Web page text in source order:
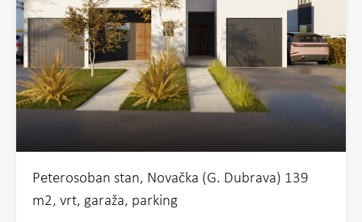
Peterosoban stan, Novačka (G. Dubrava) 139
m2, vrt, garaža, parking